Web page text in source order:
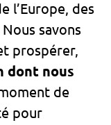
l’Europe, des
savons
prospérer,
dont nous
de
pour